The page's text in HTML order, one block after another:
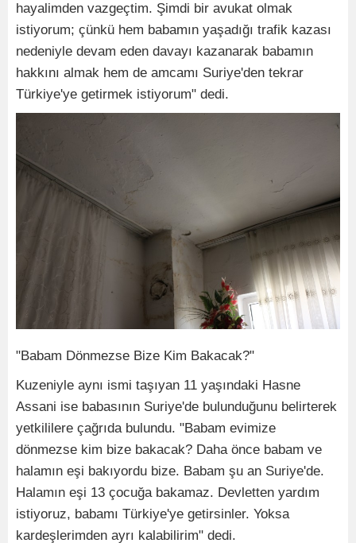
hayalimden vazgeçtim. Şimdi bir avukat olmak
istiyorum; çünkü hem babamın yaşadığı trafik kazası
nedeniyle devam eden davayı kazanarak babamın
hakkını almak hem de amcamı Suriye'den tekrar
Türkiye'ye getirmek istiyorum" dedi.
"Babam Dönmezse Bize Kim Bakacak?"
Kuzeniyle aynı ismi taşıyan 11 yaşındaki Hasne
Assani ise babasının Suriye'de bulunduğunu belirterek
yetkililere çağrıda bulundu. "Babam evimize
dönmezse kim bize bakacak? Daha önce babam ve
halamın eşi bakıyordu bize. Babam şu an Suriye'de.
Halamın eşi 13 çocuğa bakamaz. Devletten yardım
istiyoruz, babamı Türkiye'ye getirsinler. Yoksa
kardeşlerimden ayrı kalabilirim" dedi.